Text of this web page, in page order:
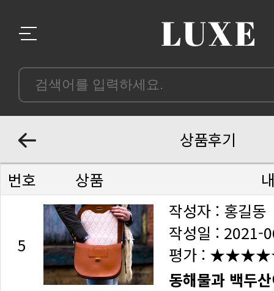
상품후기
번호
상품
5
작성자 : 홍길동
작성일 : 2021-
평가 :
동해물과 백두